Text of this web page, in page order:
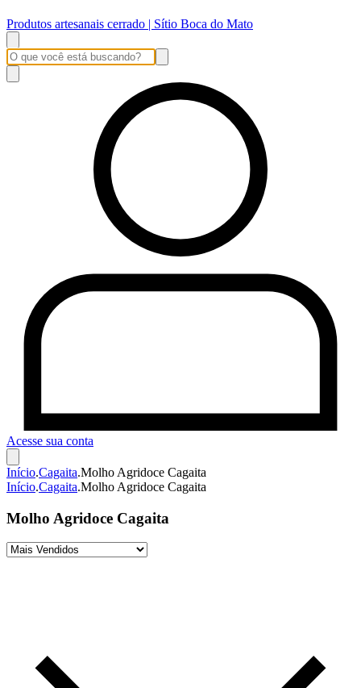
Produtos artesanais cerrado | Sítio Boca do Mato
Acesse sua conta
Início.Cagaita.Molho Agridoce Cagaita
Início.Cagaita.Molho Agridoce Cagaita
Molho Agridoce Cagaita